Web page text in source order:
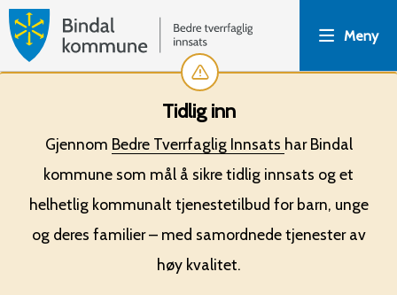
N
æ
ø
y
k
Meny
Tidlig inn
Gjennom Bedre Tverrfaglig Innsats har Bindal
kommune som mål å sikre tidlig innsats og et
helhetlig kommunalt tjenestetilbud for barn, unge
og deres familier – med samordnede tjenester av
høy kvalitet.